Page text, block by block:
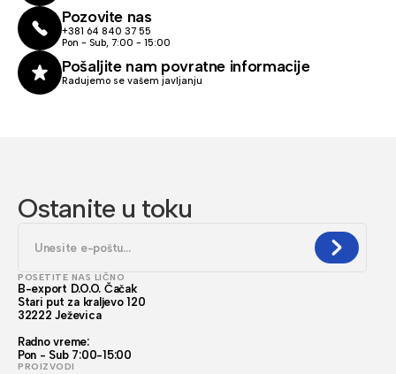
Pozovite nas
+381 64 840 37 55
Pon - Sub, 7:00 - 15:00
Pošaljite nam povratne informacije
Radujemo se vašem javljanju
Ostanite u toku
POSETITE NAS LIČNO
B-export D.O.O. Čačak
Stari put za kraljevo 120
32222 Ježevica
Radno vreme:
Pon - Sub 7:00-15:00
PROIZVODI